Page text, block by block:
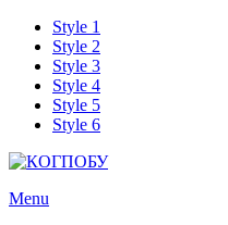
Style 1
Style 2
Style 3
Style 4
Style 5
Style 6
Menu